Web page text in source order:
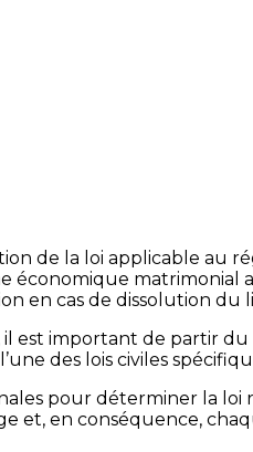
de la loi applicable au
matrimonial
en cas de dissolution du
est important de partir
des lois civiles
pour déterminer la
et, en conséquence,